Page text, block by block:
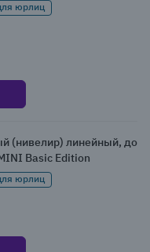
юрлиц
(нивелир) линейный, до
Basic Edition
юрлиц